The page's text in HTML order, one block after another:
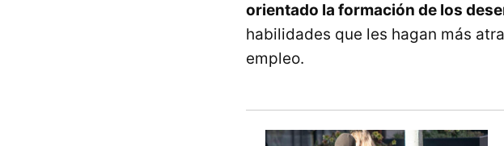
orientado la formación de los
habilidades que les hagan más
empleo.